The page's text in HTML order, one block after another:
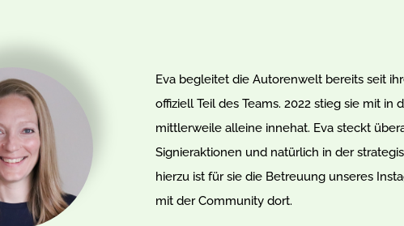
Eva begleitet die Autorenwelt bereits seit
offiziell Teil des Teams. 2022 stieg sie mit in
mittlerweile alleine innehat. Eva steckt
Signieraktionen und natürlich in der
hierzu ist für sie die Betreuung unseres
mit der Community dort.